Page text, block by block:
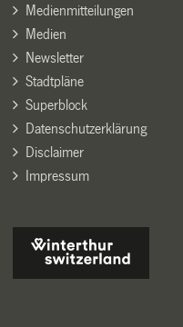
Medienmitteilungen
Medien
Newsletter
Stadtpläne
Superblock
Datenschutzerklärung
Disclaimer
Impressum